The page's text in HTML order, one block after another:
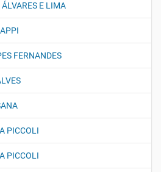
E LIMA
FERNANDES
PICCOLI
PICCOLI